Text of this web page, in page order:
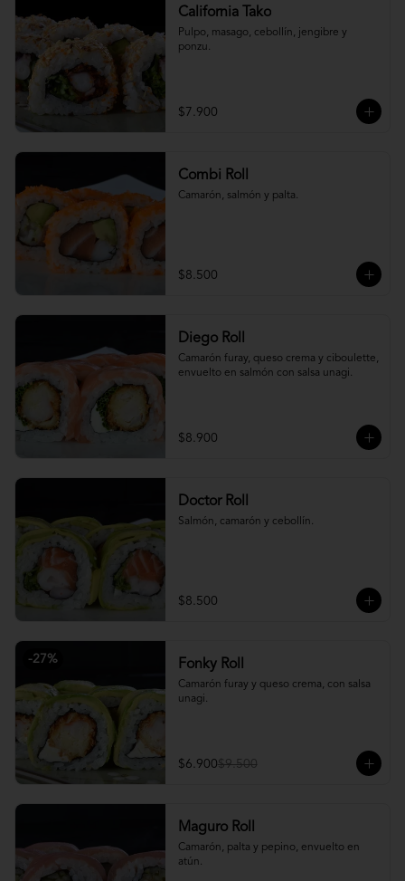
California Tako
Pulpo, masago, cebollín, jengibre y
ponzu.
$7.900
Combi Roll
Camarón, salmón y palta.
$8.500
Diego Roll
Camarón furay, queso crema y ciboulette,
envuelto en salmón con salsa unagi.
$8.900
Doctor Roll
Salmón, camarón y cebollín.
$8.500
-27% Fonky Roll
Camarón furay y queso crema, con salsa
unagi.
$6.900$9.500
Maguro Roll
Camarón, palta y pepino, envuelto en
atún.